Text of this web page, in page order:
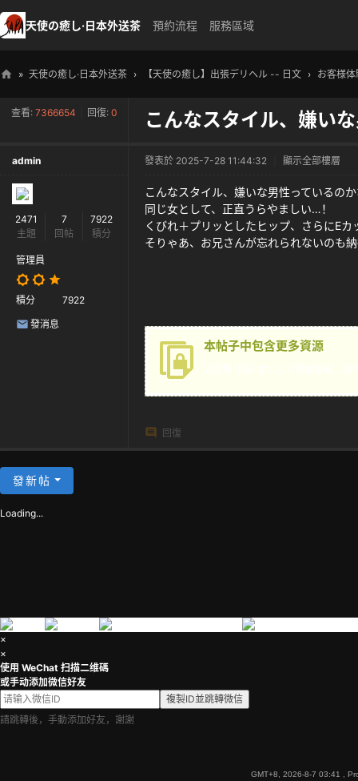
天使の癒し·日本外送茶 預約流程 服務區域
使
癒
» 天使の癒し·日本外送茶 › 【天使の癒し】出張デリヘル -- 日文 › お客様
查看: 7366654 回復: 0 こんなスタイル、嫌い
admin
2471
主題
7
回帖
7922
積分
管理員
積分 7922
發消息
發表於 2025-7-28 11:44:32 顯示全部樓層
こんなスタイル、嫌いな男性っているの
同じ女として、正直うらやましい…！
くびれ＋プリッとしたヒップ、さらにEカ
そりゃあ、お兄さんが忘れられないのも
本帖子中包含更多資源
回復
發新帖
Loading...
×
×
使用 WeChat 扫描二维碼
或手动添加微信好友
複製ID並跳轉微信
請跳轉後，手動添加好友，謝謝
GMT+8, 2026-8-7 03:41 ,